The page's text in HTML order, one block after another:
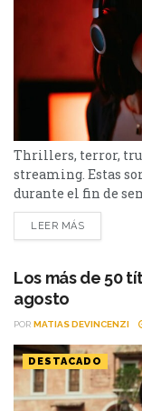
Thrillers, terror,
streaming. Estas
durante el fin de
streaming aparecen
un thriller español
película de terror
LEER MÁS
Los más de 50
agosto
POR MATIAS DEVINCENZI
DESTACADO